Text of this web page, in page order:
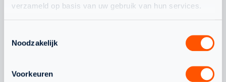
verzameld op basis van uw gebruik van hun services.
Noodzakelijk
Voorkeuren
NEDERLANDS TEAM
CHANEL